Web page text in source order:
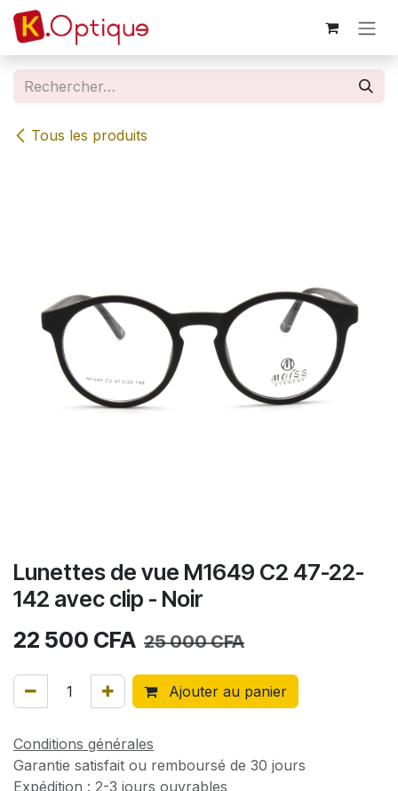
Se rendre au contenu
Tous les produits
Lunettes de vue M1649 C2 47-22-
142 avec clip - Noir
22 500 CFA 25 000CFA
Ajouter au panier
Conditions générales
Garantie satisfait ou remboursé de 30 jours
Expédition : 2-3 jours ouvrables